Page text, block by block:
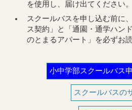
を使用し、届け出てください。
スクールバスを申し込む前に
ス契約」と「通園・通学ハン
のとまるアパート」を必ずお
小中学部スクールバス
スクールバスの